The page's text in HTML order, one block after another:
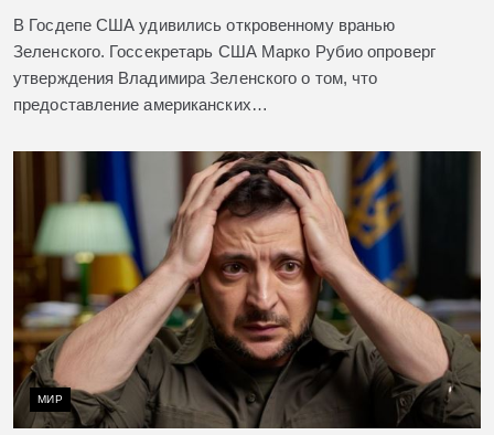
В Госдепе США удивились откровенному вранью
Зеленского. Госсекретарь США Марко Рубио опроверг
утверждения Владимира Зеленского о том, что
предоставление американских…
МИР